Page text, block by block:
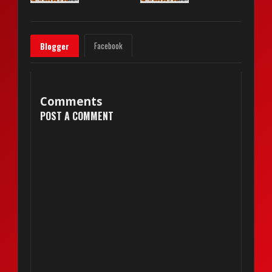
Blogger Facebook
Comments
POST A COMMENT